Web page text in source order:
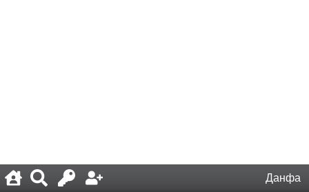
Данфа